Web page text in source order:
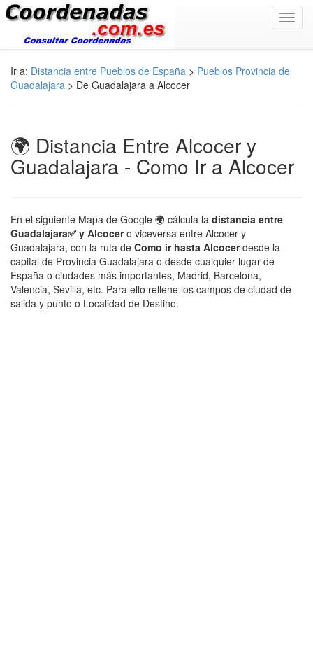
Ir a: Distancia entre Pueblos de España > Pueblos Provincia de
Guadalajara > De Guadalajara a Alcocer
🌍 Distancia Entre Alcocer y
Guadalajara - Como Ir a Alcocer
En el siguiente Mapa de Google 🌍 cálcula la distancia entre
Guadalajara✅ y Alcocero viceversa entre Alcocer y
Guadalajara, con la ruta de Como ir hasta Alcocerdesde la
capital de Provincia Guadalajara o desde cualquier lugar de
España o ciudades más importantes, Madrid, Barcelona,
Valencia, Sevilla, etc. Para ello rellene los campos de ciudad de
salida y punto o Localidad de Destino.